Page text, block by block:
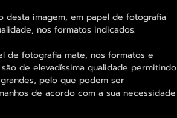
desta imagem, em papel de fotografia
nos formatos indicados.
de fotografia mate, nos formatos e
de elevadíssima qualidade permitindo
pelo que podem ser
de acordo com a sua necessidade